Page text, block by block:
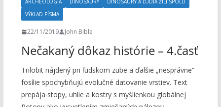
ARCHEOLÓGIA DINOSAURY
DINOSAURY A ĽUDIA ŽILI SPOLU
VÝKLAD PÍSMA
22/11/2019 John Bible
Nečakaný dôkaz histórie – 4.časť
Trilobit nájdený pri ľudskom zube a ďalšie „nesprávne“
fosílie spochybňujú evolučné datovanie vrstiev. Text
prepája stopy, uhlie a kostry s myšlienkou globálnej